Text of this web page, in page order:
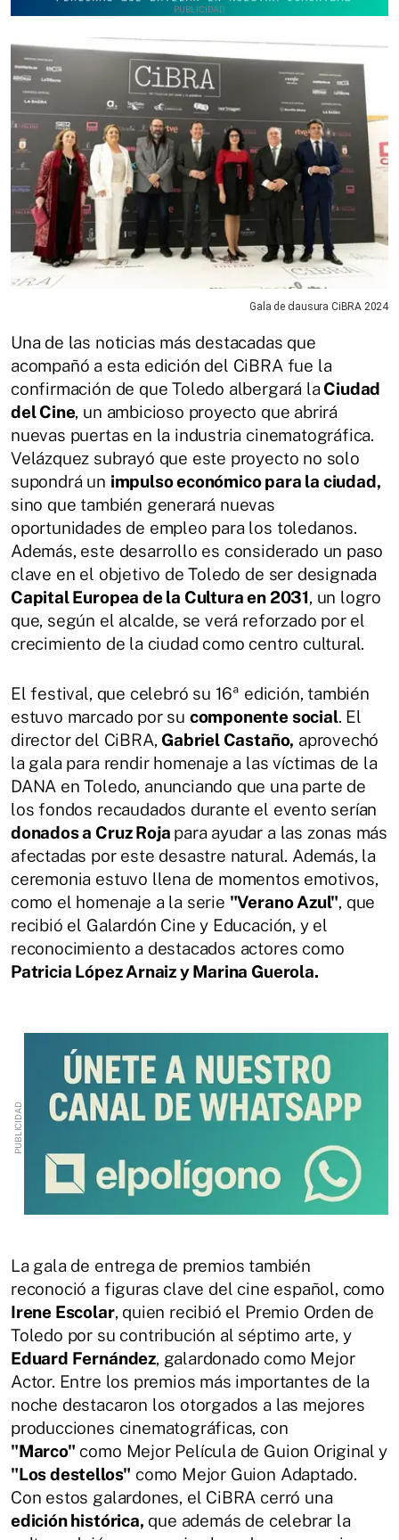
Gala de clausura CiBRA 2024
Una de las noticias más destacadas que
acompañó a esta edición del CiBRA fue la
confirmación de que Toledo albergará la Ciudad
del Cine, un ambicioso proyecto que abrirá
nuevas puertas en la industria cinematográfica.
Velázquez subrayó que este proyecto no solo
supondrá un impulso económico para la ciudad,
sino que también generará nuevas
oportunidades de empleo para los toledanos.
Además, este desarrollo es considerado un paso
clave en el objetivo de Toledo de ser designada
Capital Europea de la Cultura en 2031, un logro
que, según el alcalde, se verá reforzado por el
crecimiento de la ciudad como centro cultural.
El festival, que celebró su 16ª edición, también
estuvo marcado por su componente social. El
director del CiBRA, Gabriel Castaño, aprovechó
la gala para rendir homenaje a las víctimas de la
DANA en Toledo, anunciando que una parte de
los fondos recaudados durante el evento serían
donados a Cruz Roja para ayudar a las zonas más
afectadas por este desastre natural. Además, la
ceremonia estuvo llena de momentos emotivos,
como el homenaje a la serie "Verano Azul", que
recibió el Galardón Cine y Educación, y el
reconocimiento a destacados actores como
Patricia López Arnaiz y Marina Guerola.
La gala de entrega de premios también
reconoció a figuras clave del cine español, como
Irene Escolar, quien recibió el Premio Orden de
Toledo por su contribución al séptimo arte, y
Eduard Fernández, galardonado como Mejor
Actor. Entre los premios más importantes de la
noche destacaron los otorgados a las mejores
producciones cinematográficas, con
"Marco" como Mejor Película de Guion Original y
"Los destellos" como Mejor Guion Adaptado.
Con estos galardones, el CiBRA cerró una
edición histórica, que además de celebrar la